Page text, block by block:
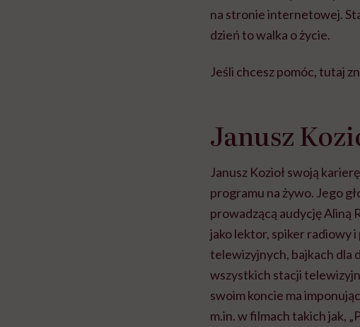
na stronie internetowej.
dzień to walka o życie.
Jeśli chcesz pomóc, tutaj
Janusz
Janusz Kozioł swoją
programu na żywo. Jego
prowadzącą audycję Aliną
jako lektor, spiker radiowy i
telewizyjnych, bajkach dla
wszystkich stacji
swoim koncie ma
m.in. w filmach takich jak,